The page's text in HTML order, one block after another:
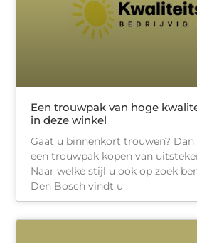
Een trouwpak van hoge
in deze winkel
Gaat u binnenkort trouwen?
een trouwpak kopen van
Naar welke stijl u ook op zoek
Den Bosch vindt u